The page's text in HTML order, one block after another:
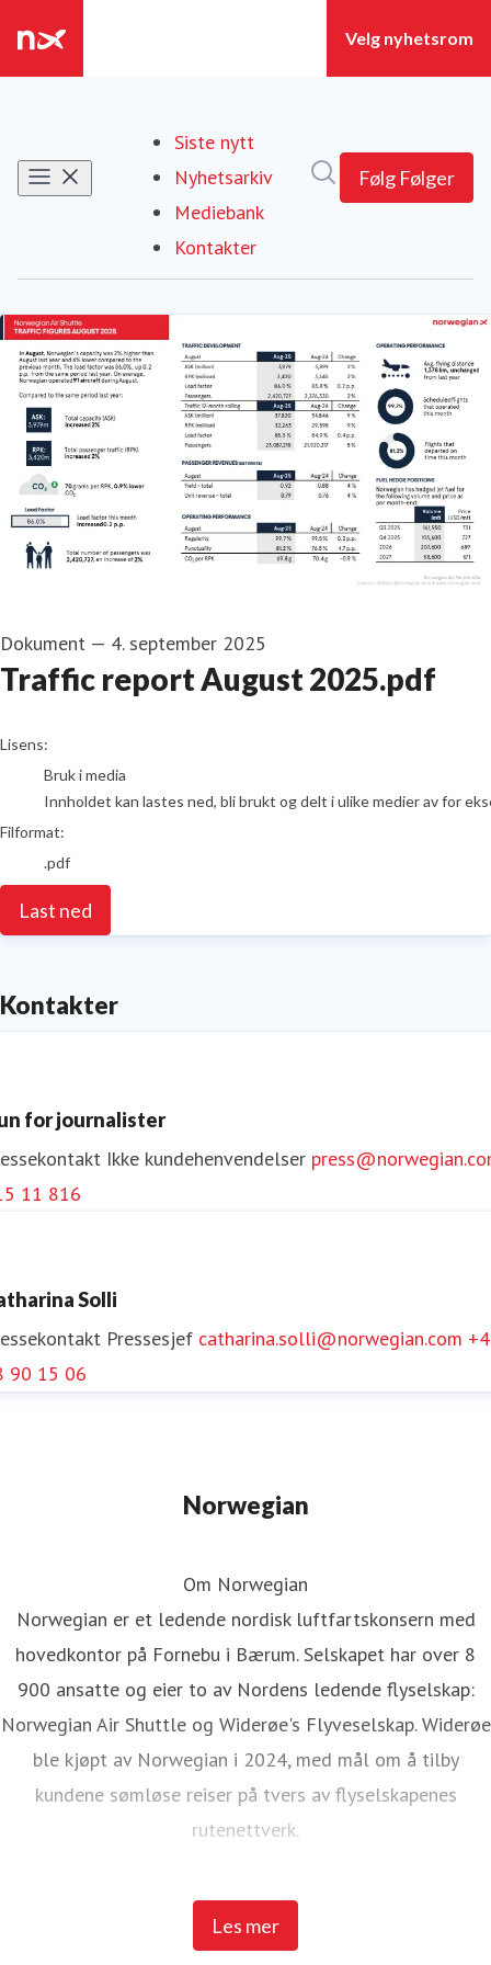
Siste nytt
Nyhetsarkiv
Mediebank
Kontakter
Følg Følger
Dokument — 4. september 2025
Traffic report August 2025.pdf
go to media item
Lisens:
Bruk i media
Innholdet kan lastes ned, bli brukt og delt i ulike medier av for
Filformat:
.pdf
Last ned
Kontakter
for journalister
Ikke kundehenvendelser
11 816
Solli
Pressesjef catharina.solli@norwegian.com
90 15 06
Norwegian
Les mer
Om Norwegian
Norwegian er et ledende nordisk luftfartskonsern med
hovedkontor på Fornebu i Bærum. Selskapet har over 8
900 ansatte og eier to av Nordens ledende flyselskap:
Norwegian Air Shuttle og Widerøe's Flyveselskap. Widerøe
ble kjøpt av Norwegian i 2024, med mål om å tilby
kundene sømløse reiser på tvers av flyselskapenes
rutenettverk.
Norwegian Air Shuttle har rundt 5 200 ansatte og tilbyr et
omfattende rutenett som knytter de nordiske landene til